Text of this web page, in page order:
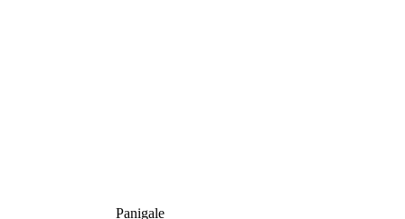
Panigale